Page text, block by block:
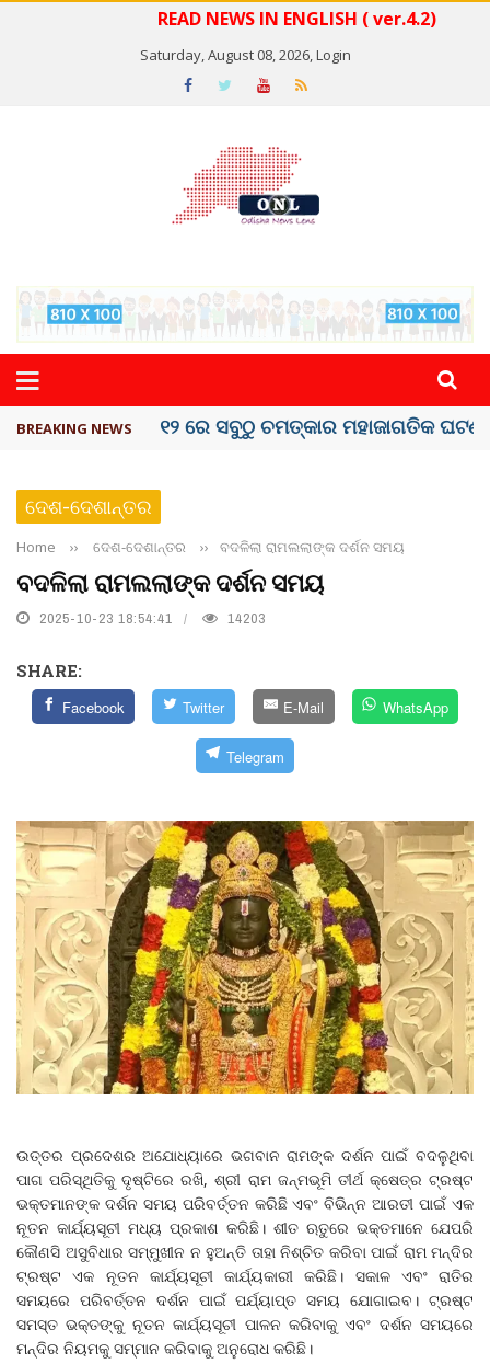
READ NEWS IN ENGLISH ( ver.4.2)
Saturday, August 08, 2026,Login
BREAKING NEWS କେରଳରେ ‘ରାଟ୍ ଫିଭର୍’ ଆତଙ୍କ, ୫୮ ମୃତ
ଦେଶ-ଦେଶାନ୍ତର
Home ›› ଦେଶ-ଦେଶାନ୍ତର ›› ବଦଳିଲା ରାମଲଲାଙ୍କ ଦର୍ଶନ ସମୟ
ବଦଳିଲା ରାମଲଲାଙ୍କ ଦର୍ଶନ ସମୟ
2025-10-23 18:54:41 14203
SHARE:
Facebook Twitter E-Mail WhatsApp
Telegram
ଉତ୍ତର ପ୍ରଦେଶର ଅଯୋଧ୍ୟାରେ ଭଗବାନ ରାମଙ୍କ ଦର୍ଶନ ପାଇଁ ବଦଳୁଥିବା
ପାଗ ପରିସ୍ଥିତିକୁ ଦୃଷ୍ଟିରେ ରଖି, ଶ୍ରୀ ରାମ ଜନ୍ମଭୂମି ତୀର୍ଥ କ୍ଷେତ୍ର ଟ୍ରଷ୍ଟ
ଭକ୍ତମାନଙ୍କ ଦର୍ଶନ ସମୟ ପରିବର୍ତ୍ତନ କରିଛି ଏବଂ ବିଭିନ୍ନ ଆରତୀ ପାଇଁ ଏକ
ନୂତନ କାର୍ଯ୍ୟସୂଚୀ ମଧ୍ୟ ପ୍ରକାଶ କରିଛି। ଶୀତ ଋତୁରେ ଭକ୍ତମାନେ ଯେପରି
କୌଣସି ଅସୁବିଧାର ସମ୍ମୁଖୀନ ନ ହୁଅନ୍ତି ତାହା ନିଶ୍ଚିତ କରିବା ପାଇଁ ରାମ ମନ୍ଦିର
ଟ୍ରଷ୍ଟ ଏକ ନୂତନ କାର୍ଯ୍ୟସୂଚୀ କାର୍ଯ୍ୟକାରୀ କରିଛି। ସକାଳ ଏବଂ ରାତିର
ସମୟରେ ପରିବର୍ତ୍ତନ ଦର୍ଶନ ପାଇଁ ପର୍ଯ୍ୟାପ୍ତ ସମୟ ଯୋଗାଇବ। ଟ୍ରଷ୍ଟ
ସମସ୍ତ ଭକ୍ତଙ୍କୁ ନୂତନ କାର୍ଯ୍ୟସୂଚୀ ପାଳନ କରିବାକୁ ଏବଂ ଦର୍ଶନ ସମୟରେ
ମନ୍ଦିର ନିୟମକୁ ସମ୍ମାନ କରିବାକୁ ଅନୁରୋଧ କରିଛି।